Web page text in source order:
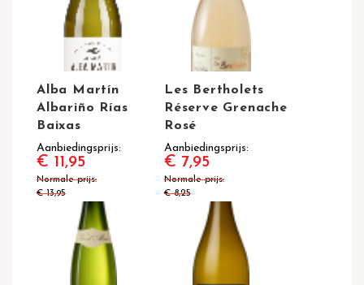
Alba Martín
Albariño Rías
Baixas
Aanbiedingsprijs
€ 11,95
Normale prijs
€ 13,95
Les Bertholets
Réserve Grenache
Rosé
Aanbiedingsprijs
€ 7,95
Normale prijs
€ 8,25